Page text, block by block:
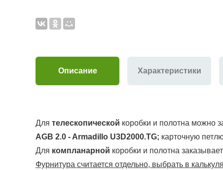
Описание Характеристики
Для телескопической коробки и полотна можно
AGB 2.0 - Armadillo U3D2000.TG; карточную
Для компланарной коробки и полотна
Фурнитура считается отдельно, выбрать в